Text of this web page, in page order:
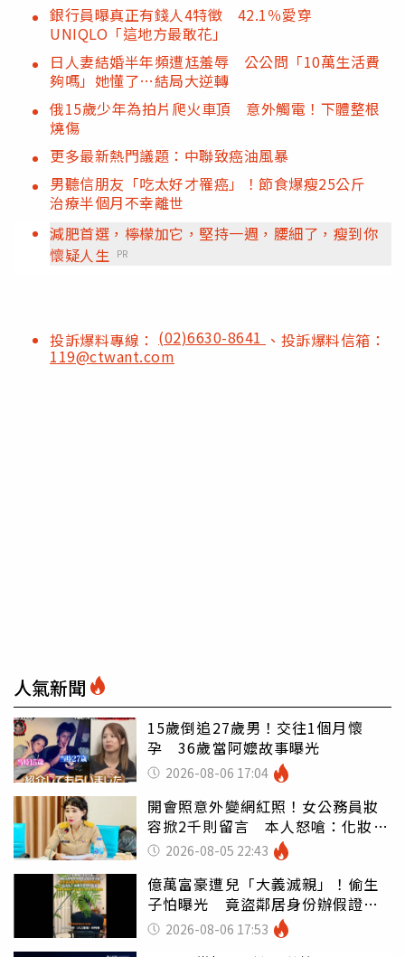
銀行員曝真正有錢人4特徵 42.1％愛穿
UNIQLO「這地方最敢花」
日人妻結婚半年頻遭尪羞辱 公公問「10萬生活費
夠嗎」她懂了…結局大逆轉
俄15歲少年為拍片爬火車頂 意外觸電！下體整根
燒傷
更多最新熱門議題：中聯致癌油風暴
男聽信朋友「吃太好才罹癌」！節食爆瘦25公斤
治療半個月不幸離世
減肥首選，檸檬加它，堅持一週，腰細了，瘦到你
懷疑人生 PR
投訴爆料專線： (02)6630-8641 、投訴爆料信箱：
119@ctwant.com
人氣新聞
15歲倒追27歲男！交往1個月懷
孕 36歲當阿嬤故事曝光
2026-08-06 17:04
開會照意外變網紅照！女公務員妝
容掀2千則留言 本人怒嗆：化妝有
錯嗎2026-08-05 22:43
億萬富豪遭兒「大義滅親」！偷生
子怕曝光 竟盜鄰居身份辦假證落
戶 2026-08-06 17:53